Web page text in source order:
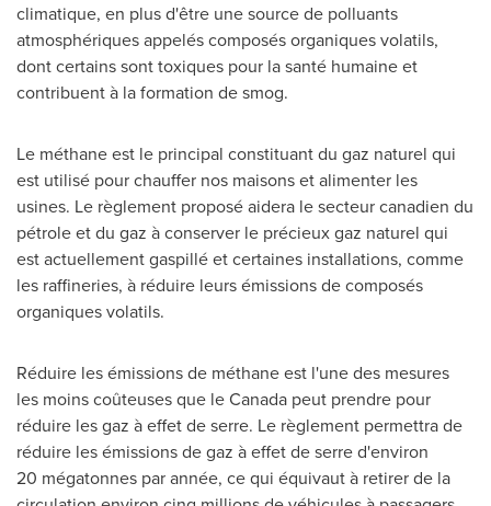
climatique, en plus d'être une source de polluants
atmosphériques appelés composés organiques volatils,
dont certains sont toxiques pour la santé humaine et
contribuent à la formation de smog.
Le méthane est le principal constituant du gaz naturel qui
est utilisé pour chauffer nos maisons et alimenter les
usines. Le règlement proposé aidera le secteur canadien du
pétrole et du gaz à conserver le précieux gaz naturel qui
est actuellement gaspillé et certaines installations, comme
les raffineries, à réduire leurs émissions de composés
organiques volatils.
Réduire les émissions de méthane est l'une des mesures
les moins coûteuses que le Canada peut prendre pour
réduire les gaz à effet de serre. Le règlement permettra de
réduire les émissions de gaz à effet de serre d'environ
20 mégatonnes par année, ce qui équivaut à retirer de la